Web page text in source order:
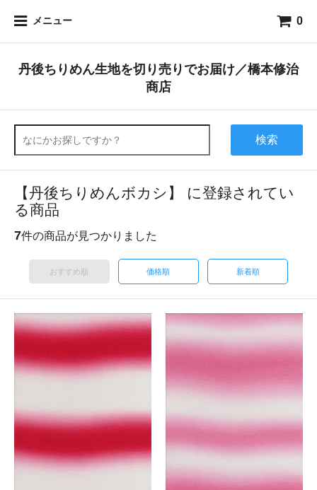
メニュー 0
丹後ちりめん生地を切り売りでお届け／橋本修治
商店
検索
【丹後ちりめんボカシ】 に登録されてい
る商品
7件の商品が見つかりました
おすすめ順 価格順 新着順